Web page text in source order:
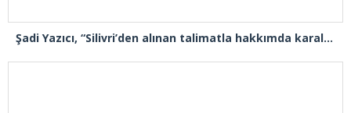
Şadi Yazıcı, “Silivri’den alınan talimatla hakkımda karalama kampanyası yürütülüyor”